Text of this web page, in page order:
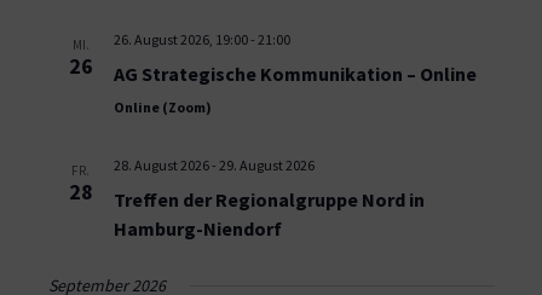
MI.
26
26. August 2026, 19:00- 21:00
AG Strategische Kommunikation – Online
Online (Zoom)
FR.
28
28. August 2026- 29. August 2026
Treffen der Regionalgruppe Nord in
Hamburg-Niendorf
September 2026